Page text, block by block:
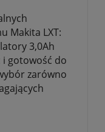
Makita LXT:
3,0Ah
gotowość do
zarówno